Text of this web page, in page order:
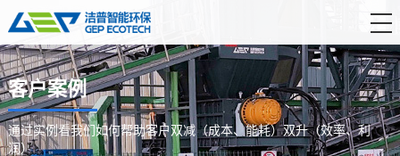
首 页
产品中心
解决方案
客户案例
通过实例看我们如何帮助客户双减（成本、能耗）双升（效率、利
润）